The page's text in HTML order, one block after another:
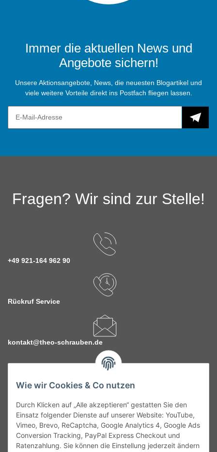
Wie wir Cookies & Co nutzen
Durch Klicken auf „Alle akzeptieren“ gestatten Sie den
Einsatz folgender Dienste auf unserer Website: YouTube,
Vimeo, Brevo, ReCaptcha, Google Analytics 4, Google Ads
Conversion Tracking, PayPal Express Checkout und
Ratenzahlung. Sie können die Einstellung jederzeit ändern
Immer die aktuellen News und
Angebote sichern!
Unsere Aktionsangebote, News, die neuesten Blogartikel und
viele weitere Vorteile direkt ins Postfach fliegen lassen.
Fragen? Wir sind zur Stelle!
+49 921-164 962 90
Rückruf Service
kontakt@theo-schrauben.de
Service
Gesetzliche Informationen